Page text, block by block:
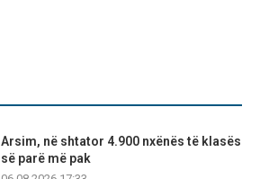
Arsim, në shtator 4.900 nxënës të klasës
së parë më pak